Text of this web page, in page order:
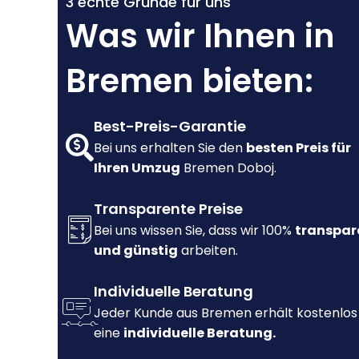
Was wir Ihnen in
Bremen bieten:
Best-Preis-Garantie
Bei uns erhalten Sie den besten Preis für
Ihren Umzug Bremen Doboj.
Transparente Preise
Bei uns wissen Sie, dass wir 100%
und günstig arbeiten.
Individuelle Beratung
Jeder Kunde aus Bremen erhält kostenlos
eine individuelle Beratung.